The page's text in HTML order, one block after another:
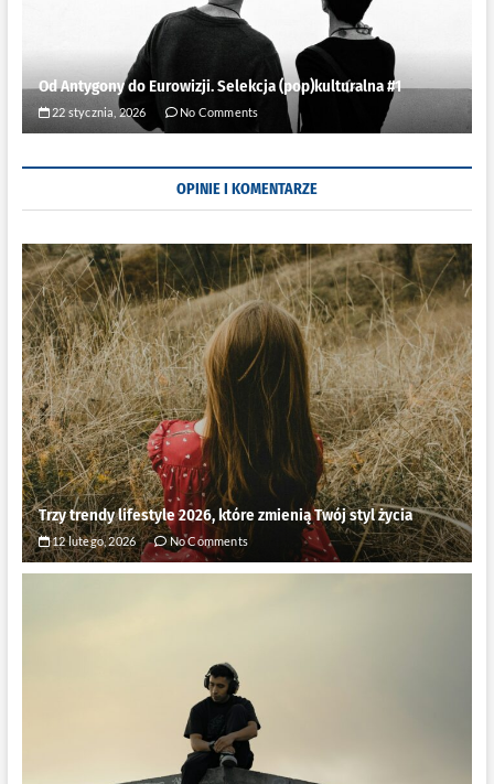
Od Antygony do Eurowizji. Selekcja (pop)kulturalna #1
22 stycznia, 2026 No Comments
OPINIE I KOMENTARZE
Trzy trendy lifestyle 2026, które zmienią Twój styl życia
12 lutego, 2026 No Comments